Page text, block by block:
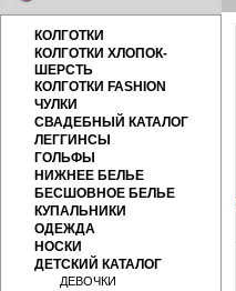
КОЛГОТКИ
КОЛГОТКИ ХЛОПОК-
ШЕРСТЬ
КОЛГОТКИ FASHION
ЧУЛКИ
СВАДЕБНЫЙ КАТАЛОГ
ЛЕГГИНСЫ
ГОЛЬФЫ
НИЖНЕЕ БЕЛЬЕ
БЕСШОВНОЕ БЕЛЬЕ
КУПАЛЬНИКИ
ОДЕЖДА
НОСКИ
ДЕТСКИЙ КАТАЛОГ
ДЕВОЧКИ